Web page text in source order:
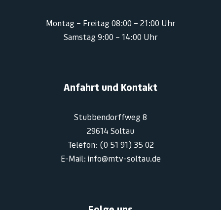
Montag – Freitag 08:00 – 21:00 Uhr
Samstag 9:00 – 14:00 Uhr
Anfahrt und Kontakt
Stubbendorffweg 8
29614 Soltau
Telefon: (0 51 91) 35 02
E-Mail: info@mtv-soltau.de